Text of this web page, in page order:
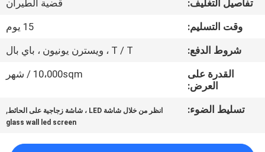
في
المعمل
مراقبة
تفاصيل التغليف:
قضية الطيران
وقت التسليم:
15 يوم
شروط الدفع:
T / T ، ويسترن يونيون ، باي بال
القدرة على
العرض:
10،000sqm / شهر
تسليط الضوء: انظر من خلال شاشة LED ، شاشة زجاجية على الحائط ,
glass wall led screen